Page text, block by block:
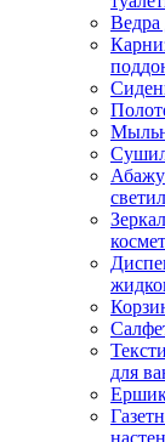
Ведра
для